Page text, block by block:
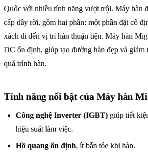
Quốc với nhiều tính năng vượt trội. Máy hàn
cấp dây rời, gồm hai phần: một phần đặt cố
xách đi đến vị trí hàn thuận tiện. Máy hàn
DC ổn định, giúp tạo đường hàn đẹp và giảm
quá trình hàn.
Tính năng nổi bật của Máy hàn
Công nghệ Inverter (IGBT) giúp tiết
hiệu suất làm việc.
Hồ quang ổn định, ít bắn tóe khi hàn.